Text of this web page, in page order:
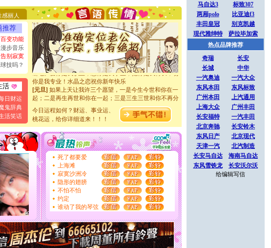
感丽人
推荐
变功能
步音乐
别寂寞
技吗？
活
日财运
鬼辞典
活笑话
要平安！千万要知足！千万不要忘记我！
[圣诞节]不只这样的日子才会想起你,而是这样的日子才
能正大光明地骚扰你,告诉你,圣诞要快乐!新年要快乐!天
天都要快乐噢!
[圣诞节]奉上一颗祝福的心,在这个特别的日子里,愿幸福,
如意,快乐,鲜花,一切美好的祝愿与你同在.圣诞快乐!
[元旦]看到你我会触电；看不到你我要充电；没有你我会
断电。爱你是我职业，想你是我事业，抱你是我特长，吻
你是我专业！水晶之恋祝你新年快乐
[元旦]如果上天让我许三个愿望，一是今生今世和你在一
起；二是再生再世和你在一起；三是三生三世和你不再分
离。水晶之恋祝你新年快乐
[元旦]当我狠下心扭头离去那一刻，你在我身后无助地哭
泣，这痛楚让我明白我多么爱你。我转身抱住你：这猪不
卖了。水晶之恋祝你新年快乐。
[春节]风柔雨润好月圆，半岛铁盒伴身边，每日尽显开心
颜！冬去春来似水如烟，劳碌人生需尽欢！听一曲轻歌，
道一声平安！新年吉祥万事如愿
[春节]
传说薰衣草有四片叶子：第一片叶子是信仰，第二
片叶子是希望，第三片叶子是爱情，第四片叶子是幸运。
送你一棵薰衣草，愿你新年快乐！
[圣诞节]圣诞节到了，想想没什么送给你的，又不打算给
你太多，只有给你五千万：千万快乐！千万要健康！千万
要平安！千万要知足！千万不要忘记我！
[圣诞节]不只这样的日子才会想起你,而是这样的日子才
能正大光明地骚扰你,告诉你,圣诞要快乐!新年要快乐!天
天都要快乐噢!
[圣诞节]奉上一颗祝福的心,在这个特别的日子里,愿幸福,
如意,快乐,鲜花,一切美好的祝愿与你同在.圣诞快乐!
今日运程如何？财运、事业运、
桃花运，给你详细道来！！！
死了都要爱
上海滩
寂寞沙洲冷
隐形的翅膀
不怕不怕
约定
谁动了我的琴弦
马自达3
标致307
两厢polo
比亚迪f3
丰田皇冠
别克凯越
现代雅绅特
萨拉毕加索
热点品牌推荐
奇瑞
长安
长城
中华
一汽奥迪
一汽大众
东风本田
东风标致
广州本田
上汽通用
上海大众
广州丰田
长安福特
一汽丰田
北京奔驰
长安铃木
东风日产
北京现代
天津一汽
北汽制造
长安马自达
海南马自达
东风雪铁龙
长安沃尔沃
给编辑写信